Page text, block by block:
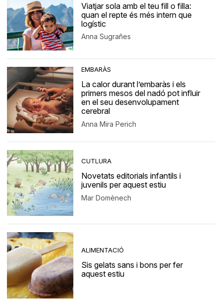
Viatjar sola amb el teu fill o filla:
quan el repte és més intern que
logístic
Anna Sugrañes
EMBARÀS
La calor durant l’embaràs i els
primers mesos del nadó pot influir
en el seu desenvolupament
cerebral
Anna Mira Perich
CUTLURA
Novetats editorials infantils i
juvenils per aquest estiu
Mar Domènech
ALIMENTACIÓ
Sis gelats sans i bons per fer
aquest estiu